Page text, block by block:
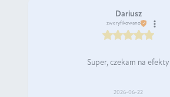
Dariusz
zweryfikowano
Super, czekam na efekty
2026-06-22